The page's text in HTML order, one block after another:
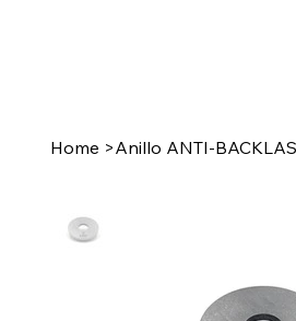
Home >Anillo ANTI-